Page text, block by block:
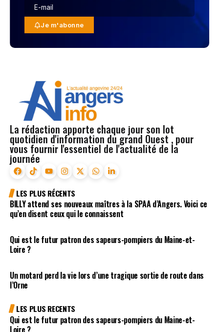
Je m'abonne
La rédaction apporte chaque jour son lot
quotidien d'information du grand Ouest , pour
vous fournir l'essentiel de l'actualité de la
journée
LES PLUS RÉCENTS
BILLY attend ses nouveaux maîtres à la SPAA d’Angers. Voici ce
qu’en disent ceux qui le connaissent
Qui est le futur patron des sapeurs-pompiers du Maine-et-
Loire ?
Un motard perd la vie lors d’une tragique sortie de route dans
l’Orne
LES PLUS RECENTS
Qui est le futur patron des sapeurs-pompiers du Maine-et-
Loire ?